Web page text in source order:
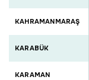
KAHRAMANMARAŞ
KARABÜK
KARAMAN